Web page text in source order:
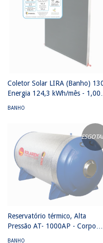
Coletor Solar LIRA (Banho)
Energia 124,3 kWh/mês - 1,00
BANHO
Reservatório térmico, Alta
Pressão AT- 1000AP - Corpo
BANHO